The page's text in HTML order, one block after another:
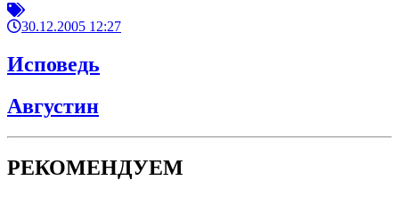
30.12.2005 12:27
Исповедь
Августин
РЕКОМЕНДУЕМ